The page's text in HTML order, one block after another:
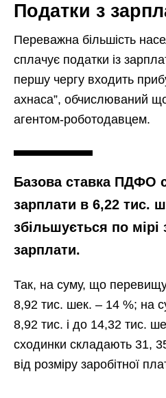
Податки з
Переважна більшість
сплачує податки із
першу чергу входить
ахнаса”, обчислюваний
агентом-роботодавцем.
Базова ставка ПДФО
зарплати в 6,22 тис.
збільшується по мірі
зарплати.
Так, на суму, що
8,92 тис. шек. – 14 %; на
8,92 тис. і до 14,32 тис.
сходинки складають 31,
від розміру заробітної